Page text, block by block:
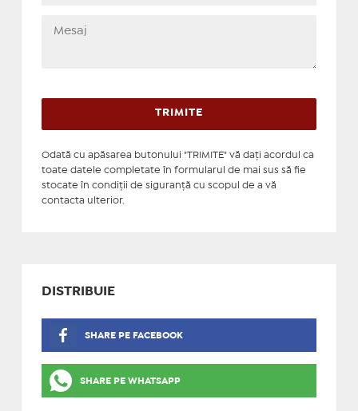
Odată cu apăsarea butonului "TRIMITE" vă daţi acordul ca
toate datele completate în formularul de mai sus să fie
stocate în condiţii de siguranţă cu scopul de a vă
contacta ulterior.
DISTRIBUIE
SHARE PE FACEBOOK
SHARE PE WHATSAPP